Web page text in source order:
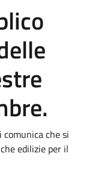
che si
edilizie per il